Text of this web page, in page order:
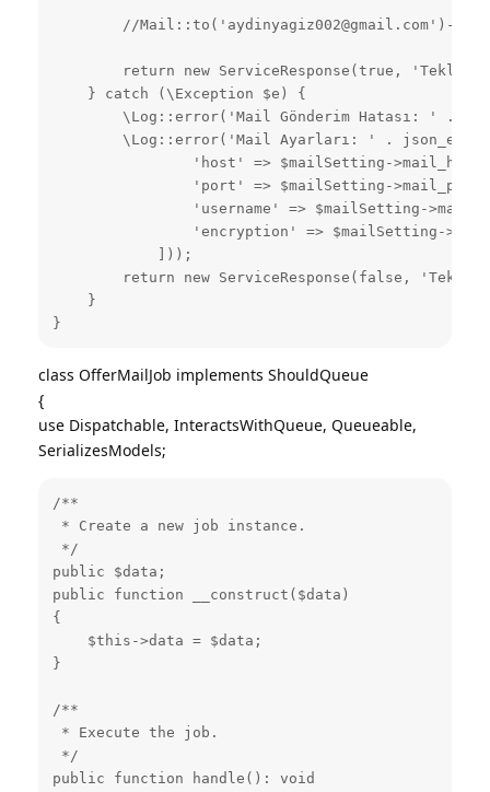
//Mail::to('aydinyagiz002@gmail.com')-
return new ServiceResponse(true, 'Teklif
    } catch (\Exception $e) {
\Log::error('Mail Gönderim Hatası: ' .
\Log::error('Mail Ayarları: ' .
                'host' => $mailSetting->mail_host,
                'port' => $mailSetting->mail_port,
'username' => $mailSetting-
'encryption' => $mailSetting-
            ]));
return new ServiceResponse(false,
    }
}
class OfferMailJob implements ShouldQueue
{
use Dispatchable, InteractsWithQueue, Queueable,
SerializesModels;
/**
* Create a new job instance.
*/
public $data;
public function __construct($data)
{
    $this->data = $data;
}
/**
* Execute the job.
*/
public function handle(): void